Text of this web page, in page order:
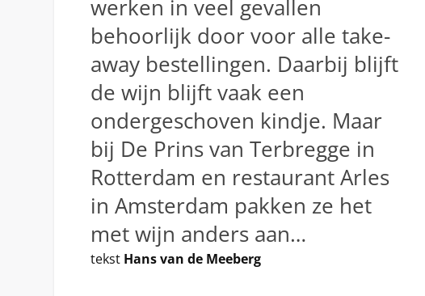
werken in veel gevallen
behoorlijk door voor alle take-
away bestellingen. Daarbij blijft
de wijn blijft vaak een
ondergeschoven kindje. Maar
bij De Prins van Terbregge in
Rotterdam en restaurant Arles
in Amsterdam pakken ze het
met wijn anders aan…
tekst Hans van de Meeberg